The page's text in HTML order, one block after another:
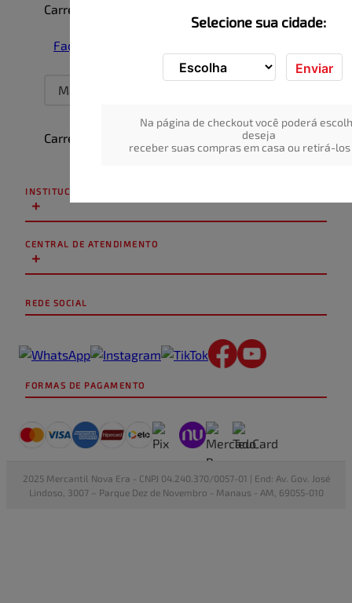
Selecione sua cidade:
Enviar
Na página de checkout você poderá
deseja
receber suas compras em casa ou retirá-
Carregando…
Faça login para escrever uma avaliação.
Mais recentes
Carregando avaliações…
INSTITUCIONAL
+
CENTRAL DE ATENDIMENTO
+
REDE SOCIAL
FORMAS DE PAGAMENTO
2025 Mercantil Nova Era - CNPJ 04.240.370/0057-01 | End: Av. Gov. José
Lindoso, 3007 – Parque Dez de Novembro - Manaus - AM, 69055-010